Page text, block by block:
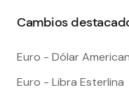
Cambios
Euro - Dólar
Euro - Libra Esterlina